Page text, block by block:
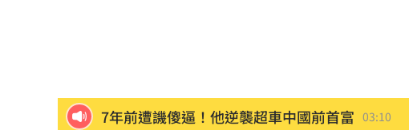
7年前遭譏傻逼！他逆襲超車中國前首富 03:10